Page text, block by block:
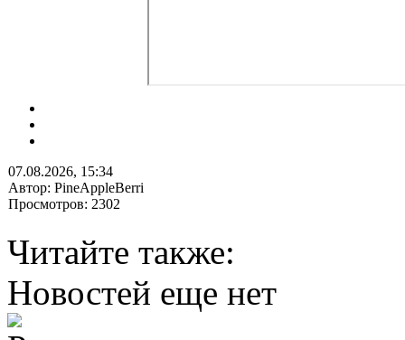
07.08.2026, 15:34
Автор: PineAppleBerri
Просмотров: 2302
Читайте также:
Новостей еще нет